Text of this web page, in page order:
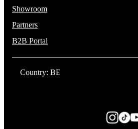
Showroom
Partners
B2B Portal
Country: BE